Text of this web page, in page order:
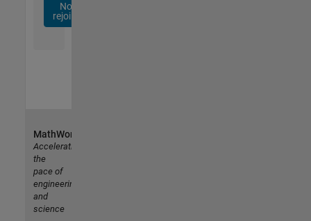
Nous
rejoindre
MathWorks
Accelerating
the
pace of
engineering
and
science